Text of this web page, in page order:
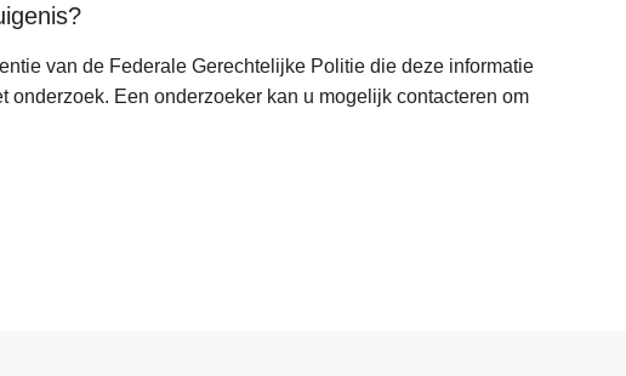
van de Federale Gerechtelijke Politie die deze informatie
Een onderzoeker kan u mogelijk contacteren om